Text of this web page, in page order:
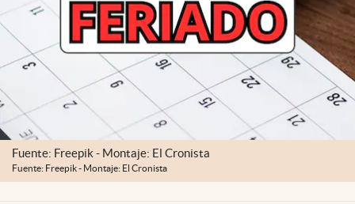
Fuente: Freepik - Montaje: El Cronista
Fuente: Freepik - Montaje: El Cronista